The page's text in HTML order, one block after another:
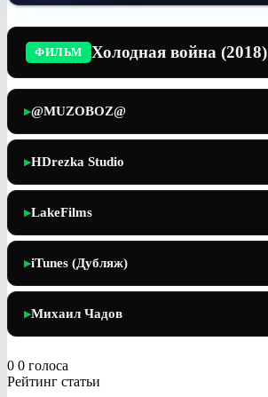
ФИЛЬМ Холодная война (2018)
▶@MUZOBOZ@
▶HDrezka Studio
▶LakeFilms
▶iTunes (Дубляж)
▶Михаил Чадов
0 0 голоса
Рейтинг статьи